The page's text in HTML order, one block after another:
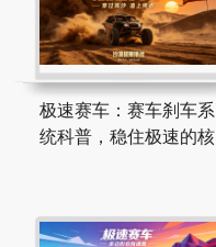
极速赛车：赛车刹车系
统科普，稳住极速的核